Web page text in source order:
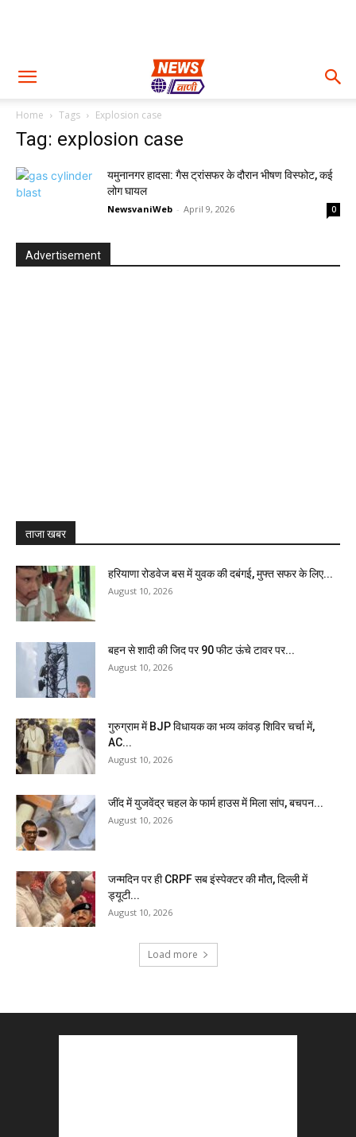
Home Tags Explosion case
Tag: explosion case
यमुनानगर हादसा: गैस ट्रांसफर के दौरान भीषण विस्फोट, कई
लोग घायल
NewsvaniWeb - April 9, 2026 0
Advertisement
ताजा खबर
हरियाणा रोडवेज बस में युवक की दबंगई, मुफ्त सफर के लिए...
August 10, 2026
बहन से शादी की जिद पर 90 फीट ऊंचे टावर पर...
August 10, 2026
गुरुग्राम में BJP विधायक का भव्य कांवड़ शिविर चर्चा में,
AC...
August 10, 2026
जींद में युजवेंद्र चहल के फार्म हाउस में मिला सांप, बचपन...
August 10, 2026
जन्मदिन पर ही CRPF सब इंस्पेक्टर की मौत, दिल्ली में
ड्यूटी...
August 10, 2026
Load more